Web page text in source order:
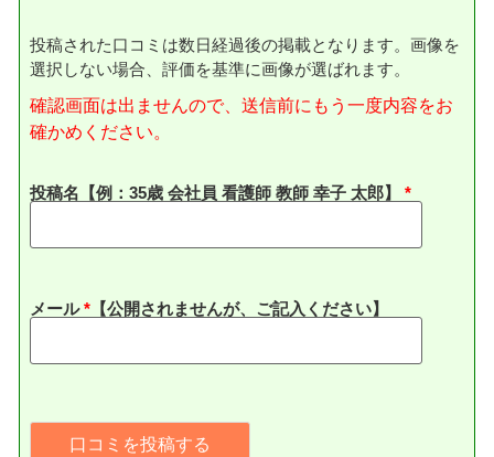
投稿された口コミは数日経過後の掲載となります。画像を
選択しない場合、評価を基準に画像が選ばれます。
確認画面は出ませんので、送信前にもう一度内容をお
確かめください。
投稿名【例：35歳 会社員 看護師 教師 幸子 太郎】
メール* 【公開されませんが、ご記入ください】